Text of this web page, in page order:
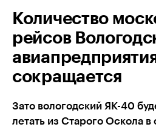
Количество
рейсов
сокращается
Зато вологодский ЯК-40
летать из Старого Оскола в